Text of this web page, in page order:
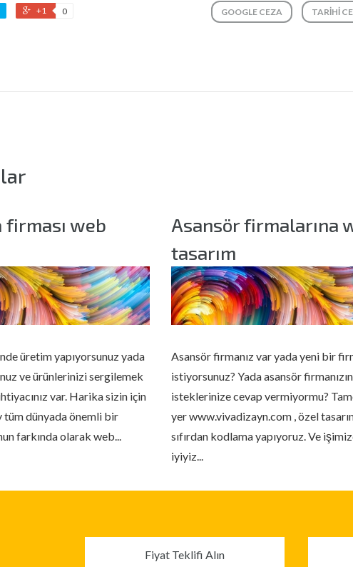
+1 0 GOOGLE CEZA TARIHI
firması web
üretim yapıyorsunuz yada
ve ürünlerinizi sergilemek
var. Harika sizin için
tüm dünyada önemli bir
farkında olarak web...
Asansör firmalarına
tasarım
Asansör firmanız var yada yeni bir
istiyorsunuz? Yada asansör
isteklerinize cevap vermiyormu?
yer www.vivadizayn.com , özel
sıfırdan kodlama yapıyoruz. Ve
iyiyiz...
Fiyat Teklifi Alın